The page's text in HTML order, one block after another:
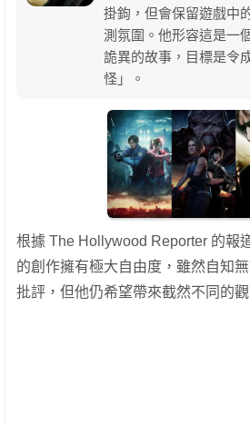
掛鉤，但會保留遊戲中
測氛圍。他形容這是一
詭異的故事，目標是令
怪」。
根據 The Hollywood Reporter 的報
的創作擁有極大自由度，雖然自知
批評，但他仍希望帶來截然不同的觀